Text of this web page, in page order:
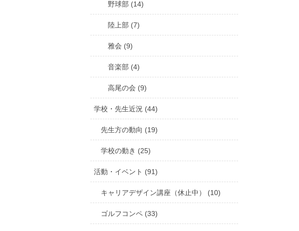
野球部 (14)
陸上部 (7)
雅会 (9)
音楽部 (4)
高尾の会 (9)
学校・先生近況 (44)
先生方の動向 (19)
学校の動き (25)
活動・イベント (91)
キャリアデザイン講座（休止中） (10)
ゴルフコンペ (33)